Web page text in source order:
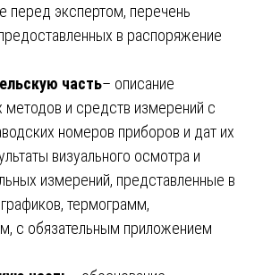
перед экспертом, перечень
в распоряжение
часть– описание
методов и средств измерений с
номеров приборов и дат их
визуального осмотра и
измерений, представленные в
термограмм,
с обязательным приложением